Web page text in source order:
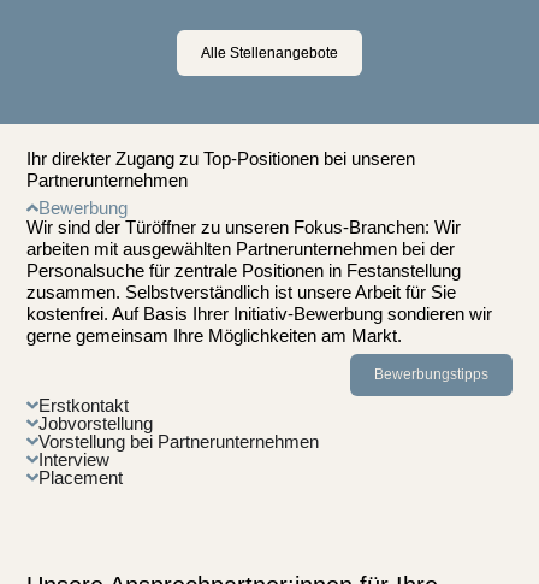
Alle Stellenangebote
Ihr direkter Zugang zu Top-Positionen bei unseren
Partnerunternehmen
Bewerbung
Wir sind der Türöffner zu unseren Fokus-Branchen: Wir
arbeiten mit ausgewählten Partnerunternehmen bei der
Personalsuche für zentrale Positionen in Festanstellung
zusammen. Selbstverständlich ist unsere Arbeit für Sie
kostenfrei. Auf Basis Ihrer Initiativ-Bewerbung sondieren wir
gerne gemeinsam Ihre Möglichkeiten am Markt.
Bewerbungstipps
Erstkontakt
Jobvorstellung
Vorstellung bei Partnerunternehmen
Interview
Placement